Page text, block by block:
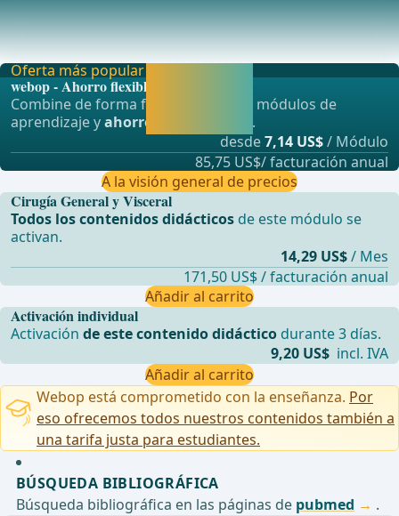
Eficacia de la terapia de heridas por presión negativa
(NPWT) para la prevención de infecciones en
Activación individual
Activaciónde este contenido didáctico durante 3 días.
9,20 US$ incl. IVA
Añadir al carrito
Oferta más popular
webop - Ahorro flexible
Combine de forma flexible nuestros módulos de
aprendizaje yahorre hasta un 50% .
desde7,14 US$/ Módulo
85,75 US$/ facturación anual
A la visión general de precios
Cirugía General y Visceral
Todos los contenidos didácticos de este módulo se
activan.
14,29 US$/ Mes
171,50 US$ / facturación anual
Añadir al carrito
Webop está comprometido con la enseñanza. Por
eso ofrecemos todos nuestros contenidos también a
una tarifa justa para estudiantes.
BÚSQUEDA BIBLIOGRÁFICA
Búsqueda bibliográfica en las páginas de pubmed .